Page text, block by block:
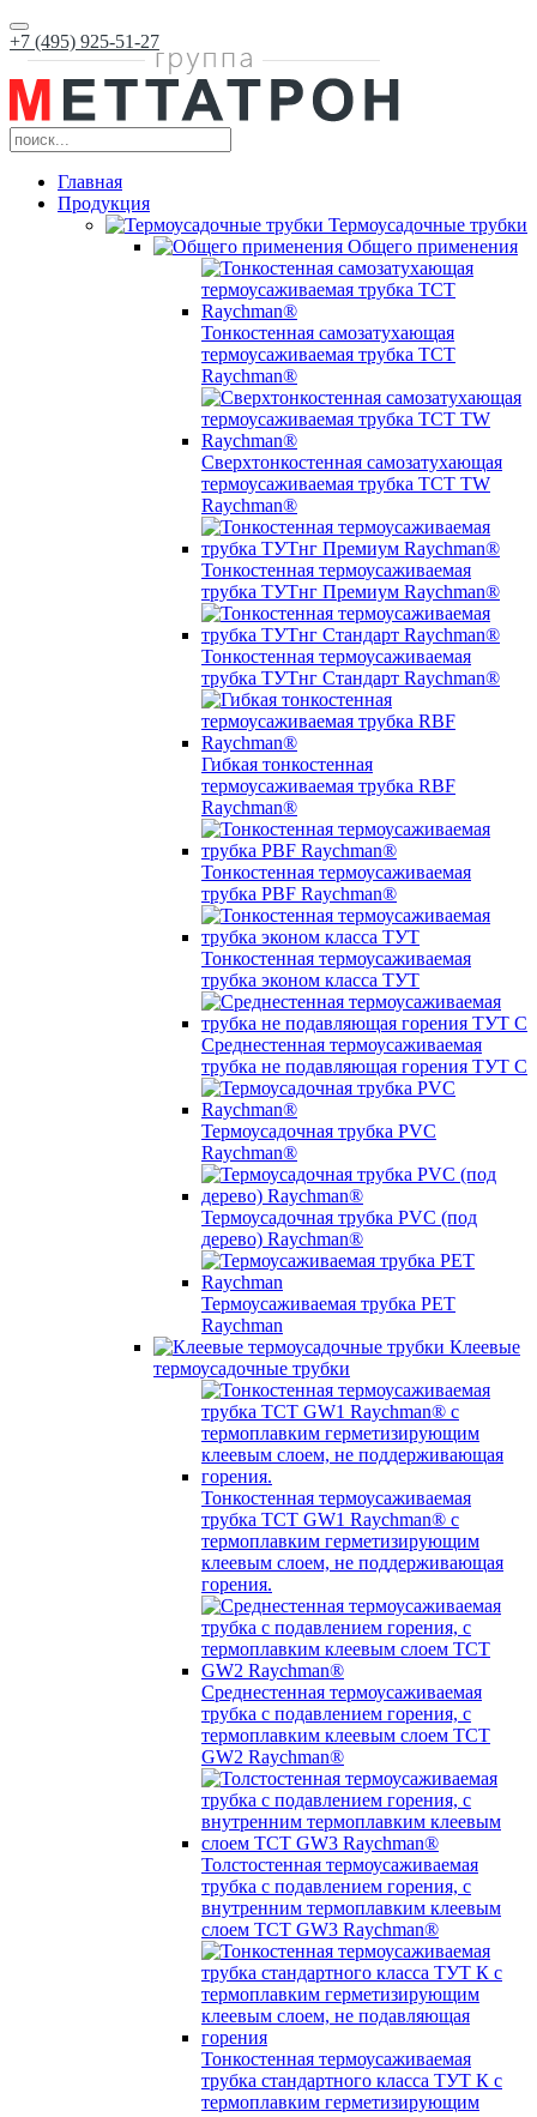
+7 (495) 925-51-27
Главная
Продукция
Термоусадочные трубки
Общего применения
Тонкостенная самозатухающая
термоусаживаемая трубка ТCT
Raychman®
Сверхтонкостенная самозатухающая
термоусаживаемая трубка ТCT TW
Raychman®
Тонкостенная термоусаживаемая
трубка ТУТнг Премиум Raychman®
Тонкостенная термоусаживаемая
трубка ТУТнг Стандарт Raychman®
Гибкая тонкостенная
термоусаживаемая трубка RBF
Raychman®
Тонкостенная термоусаживаемая
трубка PBF Raychman®
Тонкостенная термоусаживаемая
трубка эконом класса ТУТ
Среднестенная термоусаживаемая
трубка не подавляющая горения ТУТ С
Термоусадочная трубка PVC
Raychman®
Термоусадочная трубка PVC (под
дерево) Raychman®
Термоусаживаемая трубка PET
Raychman
Клеевые
термоусадочные трубки
Тонкостенная термоусаживаемая
трубка TCT GW1 Raychman® с
термоплавким герметизирующим
клеевым слоем, не поддерживающая
горения.
Среднестенная термоусаживаемая
трубка c подавлением горения, с
термоплавким клеевым слоем TCT
GW2 Raychman®
Толстостенная термоусаживаемая
трубка c подавлением горения, с
внутренним термоплавким клеевым
слоем TCT GW3 Raychman®
Тонкостенная термоусаживаемая
трубка стандартного класса ТУТ К с
термоплавким герметизирующим